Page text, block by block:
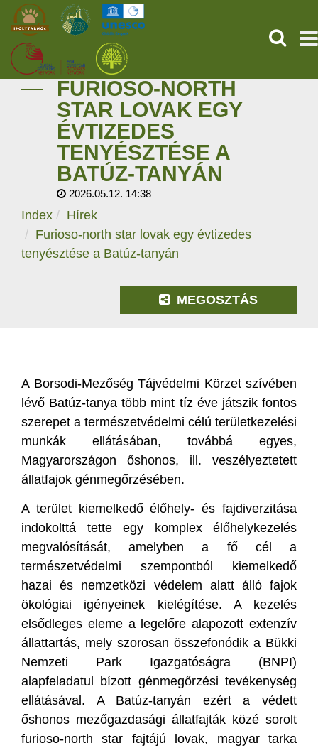
KEZDŐOLDAL
ŐSVILÁGI POMPEJI
SZOLGÁLTATÁSOK
HÍREK
FURIOSO-NORTH
STAR LOVAK EGY
ÉVTIZEDES
TENYÉSZTÉSE A
BATÚZ-TANYÁN
2026.05.12. 14:38
Index
Hírek
Furioso-north star lovak egy évtizedes
tenyésztése a Batúz-tanyán
MEGOSZTÁS
A Borsodi-Mezőség Tájvédelmi Körzet szívében
lévő Batúz-tanya több mint tíz éve játszik fontos
szerepet a természetvédelmi célú területkezelési
munkák ellátásában, továbbá egyes,
Magyarországon őshonos, ill. veszélyeztetett
állatfajok génmegőrzésében.
A terület kiemelkedő élőhely- és fajdiverzitása
indokolttá tette egy komplex élőhelykezelés
megvalósítását, amelyben a fő cél a
természetvédelmi szempontból kiemelkedő
hazai és nemzetközi védelem alatt álló fajok
ökológiai igényeinek kielégítése. A kezelés
elsődleges eleme a legelőre alapozott extenzív
állattartás, mely szorosan összefonódik a Bükki
Nemzeti Park Igazgatóságra (BNPI)
alapfeladatul bízott génmegőrzési tevékenység
ellátásával. A Batúz-tanyán ezért a védett
őshonos mezőgazdasági állatfajták közé sorolt
furioso-north star fajtájú lovak, magyar tarka